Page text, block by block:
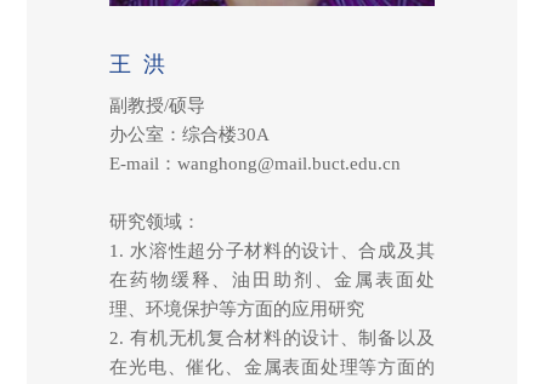
王 洪
副教授/硕导
办公室：综合楼30A
E-mail：wanghong@mail.buct.edu.cn
研究领域：
1. 水溶性超分子材料的设计、合成及其
在药物缓释、油田助剂、金属表面处
理、环境保护等方面的应用研究
2. 有机无机复合材料的设计、制备以及
在光电、催化、金属表面处理等方面的